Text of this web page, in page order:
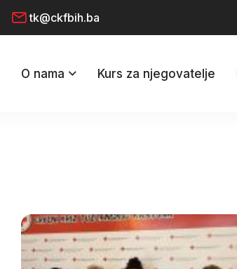
tk@ckfbih.ba
O nama Kurs za njegovatelje